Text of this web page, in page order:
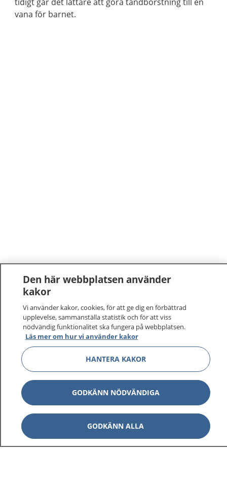
vana för barnet.
1177–tryggt om din hälsa och vård
På 1177.se får du råd om hälsa och information om
sjukdomar och vilka mottagningar du kan kontakta.
Logga in för att läsa din journal och göra dina
sjukvårdsrådgivning dygnet runt.
1177 ger dig råd när du vill må bättre.
Den här webbplatsen använder
kakor
Vi använder kakor, cookies, för att ge dig en förbättrad
upplevelse, sammanställa statistik och för att viss
nödvändig funktionalitet ska fungera på webbplatsen.
Läs mer om hur vi använder kakor
HANTERA KAKOR
GODKÄNN NÖDVÄNDIGA
GODKÄNN ALLA